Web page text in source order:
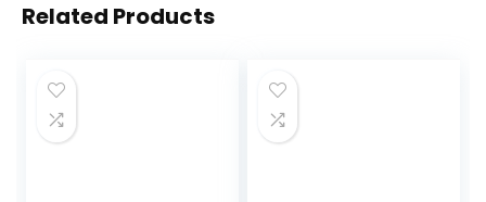
Related Products